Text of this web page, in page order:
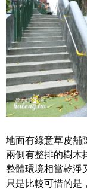
地面有綠意草皮舖
兩側有整排的樹木
整體環境相當乾淨
只是比較可惜的是